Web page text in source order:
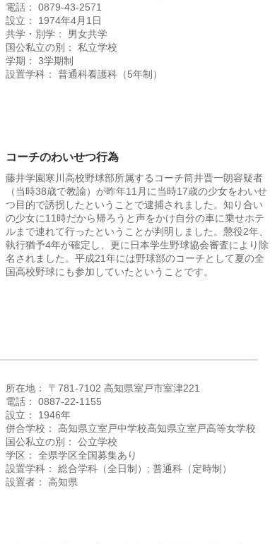
電話： 0879-43-2571
設立： 1974年4月1日
共学・別学： 男女共学
国公私立の別： 私立学校
学期： 3学期制
設置学科： 普通科看護科（5年制）
コーチのわいせつ行為
藤井学園寒川高校野球部所属するコーチ筒井晋一朗容疑者
（当時38歳で教諭）が昨年11月に当時17歳の少女をわいせ
つ目的で誘拐したということで逮捕されました。知り合い
の少女に11時だから帰ろうと声をかけ自分の車に乗せホテ
ルまで連れて行ったということが判明しました。懲役2年、
執行猶予4年が確定し、更に日本学生野球協会審査により除
名されました。平成21年には野球部のコーチとして夏の全
国高校野球にも参加していたということです。
所在地： 〒781-7102 高知県室戸市室津221
電話： 0887-22-1155
設立： 1946年
併合学校： 高知県立室戸中学校高知県立室戸高等女学校
国公私立の別： 公立学校
学区： 全県学区全国募集あり
設置学科： 総合学科（全日制）; 普通科（定時制）
設置者： 高知県